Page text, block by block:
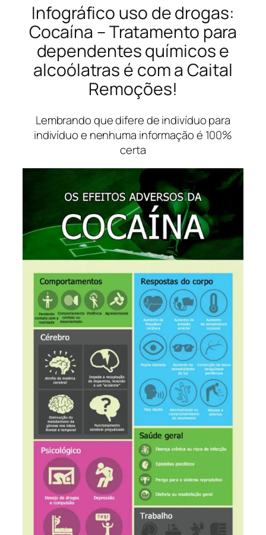
Infográfico uso de drogas:
Cocaína – Tratamento para
dependentes químicos e
alcoólatras é com a Caital
Remoções!
Lembrando que difere de indivíduo para
indivíduo e nenhuma informação é 100%
certa